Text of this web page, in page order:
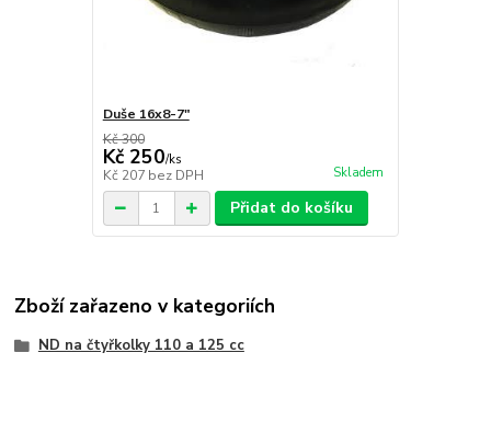
Duše 16x8-7"
Kč 300
Kč 250/ks
Kč 207 bez DPH Skladem
Přidat do košíku
Zboží zařazeno v kategoriích
ND na čtyřkolky 110 a 125 cc